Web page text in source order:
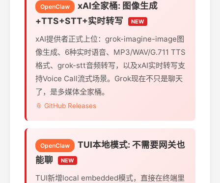
OpenClaw
xAI全家桶: 图像生成
+TTS+STT+实时转写
NEW
xAI提供者正式上位：grok-imagine-image图
像生成、6种实时语音、MP3/WAV/G.711 TTS
格式、grok-stt音频转写，以及xAI实时转写支
持Voice Call流式场景。Grok现在不只是聊天
了，是多媒体全家桶。
📎 GitHub Releases
OpenClaw
TUI本地模式: 不需要网关也
能聊
NEW
TUI新增local embedded模式，直接在终端里